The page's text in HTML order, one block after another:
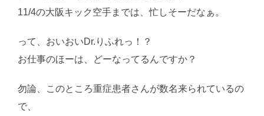
11/4の大阪キック空手までは、忙しそーだなぁ。
って、おいおいDr.りふれっ！？
お仕事のほーは、どーなってるんですか？
勿論、このところ重症患者さんが数名来られているの
で、